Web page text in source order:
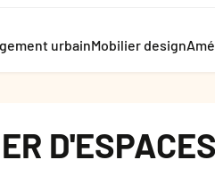
urbainMobilier design